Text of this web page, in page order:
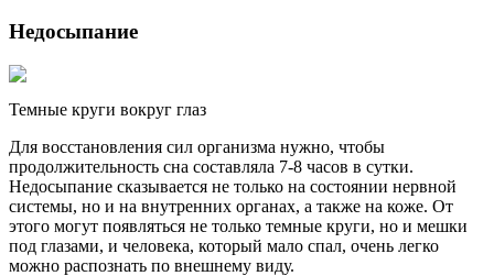
Недосыпание
Темные круги вокруг глаз
Для восстановления сил организма нужно, чтобы
продолжительность сна составляла 7-8 часов в сутки.
Недосыпание сказывается не только на состоянии нервной
системы, но и на внутренних органах, а также на коже. От
этого могут появляться не только темные круги, но и мешки
под глазами, и человека, который мало спал, очень легко
можно распознать по внешнему виду.